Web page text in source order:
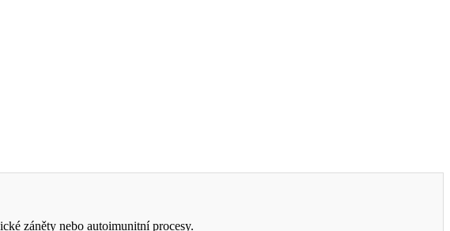
záněty nebo autoimunitní procesy.